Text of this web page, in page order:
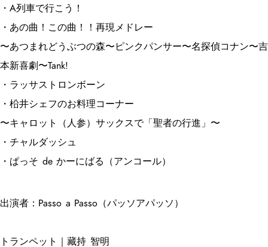
・A列車で行こう！
・あの曲！この曲！！再現メドレー
〜あつまれどうぶつの森〜ピンクパンサー〜名探偵コナン〜吉
本新喜劇〜Tank!
・ラッサストロンボーン
・柗井シェフのお料理コーナー
〜キャロット（人参）サックスで「聖者の行進」〜
・チャルダッシュ
・ぱっそ de かーにばる（アンコール）
出演者：Passo a Passo（パッソアパッソ）
トランペット｜藏持 智明